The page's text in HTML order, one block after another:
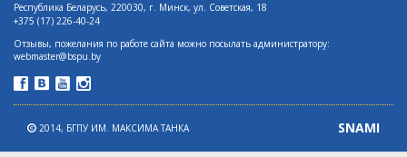
Республика Беларусь, 220030, г. Минск, ул. Советская, 18
+375 (17) 226-40-24
Отзывы, пожелания по работе сайта можно посылать администратору:
webmaster@bspu.by
2014, БГПУ ИМ. МАКСИМА ТАНКА SNAMI